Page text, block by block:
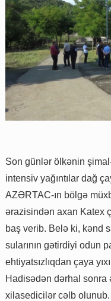
Son günlər ölkənin
intensiv yağıntılar dağ
AZƏRTAC-ın bölgə
ərazisindən axan Katex
baş verib. Belə ki, kənd
sularının gətirdiyi odun
ehtiyatsızlıqdan çaya
Hadisədən dərhal
xilasedicilər cəlb